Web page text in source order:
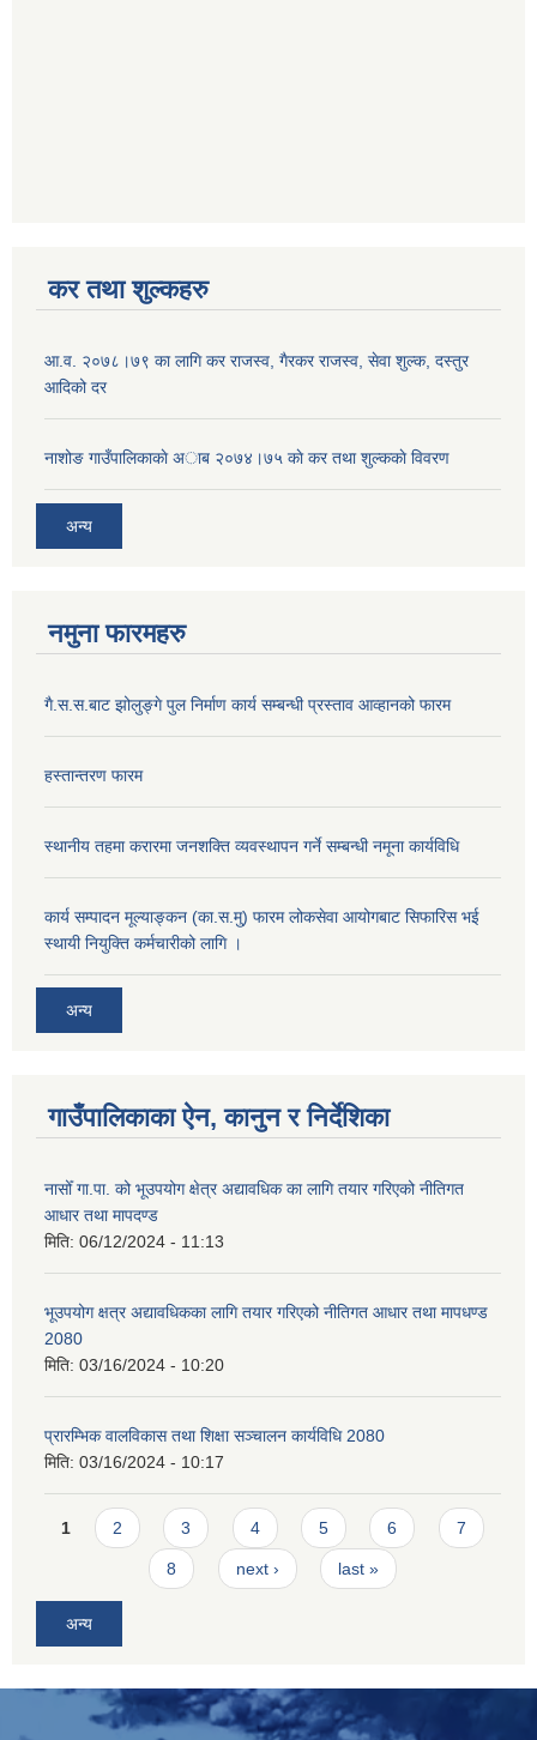
कर तथा शुल्कहरु
आ‍.व. २०७८।७९ का लागि कर राजस्व, गैरकर राजस्व, सेवा शुल्क, दस्तुर
आदिको दर
नाशोङ गाउँपालिकाकाे अा‍ब‍ २०७४।७५ काे कर तथा शुल्ककाे विवरण
अन्य
नमुना फारमहरु
गै.स.स.बाट झोलुङ्गे पुल निर्माण कार्य सम्बन्धी प्रस्ताव आव्हानको फारम
हस्तान्तरण फारम
स्थानीय तहमा करारमा जनशक्ति व्यवस्थापन गर्ने सम्बन्धी नमूना कार्यविधि
कार्य सम्पादन मूल्याङ्कन (का.स.मु) फारम लोकसेवा आयोगबाट सिफारिस भई
स्थायी नियुक्ति कर्मचारीको लागि ।
अन्य
गाउँपालिकाका ऐन, कानुन र निर्देशिका
नासोँ गा.पा. को भूउपयोग क्षेत्र अद्यावधिक का लागि तयार गरिएको नीतिगत
आधार तथा मापदण्ड
मिति: 06/12/2024 - 11:13
भूउपयोग क्षत्र अद्यावधिकका लागि तयार गरिएको नीतिगत आधार तथा मापधण्ड
2080
मिति: 03/16/2024 - 10:20
प्रारम्भिक वालविकास तथा शिक्षा सञ्चालन कार्यविधि 2080
मिति: 03/16/2024 - 10:17
Pages
1 2 3 4 5 6 7
8 next › last »
अन्य